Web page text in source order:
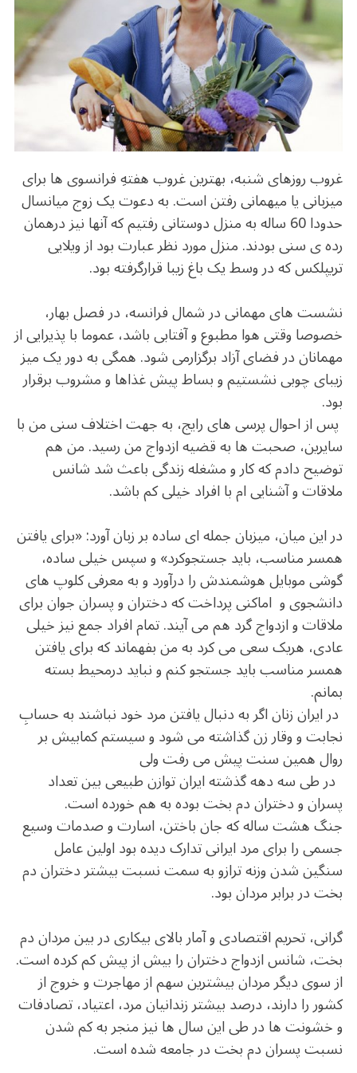
o
k
m p
p
غروب روزهای شنبه، بهترین غروب هفتهِ فرانسوی ها برای
میزبانی یا میهمانی رفتن است. به دعوت یک زوج میانسال
حدودا 60 ساله به منزل دوستانی رفتیم که آنها نیز درهمان
رده ی سنی بودند. منزل مورد نظر عبارت بود از ویلایی
تریپلکس که در وسط یک باغ زیبا قرارگرفته بود.
نشست های مهمانی در شمال فرانسه، در فصل بهار،
خصوصا وقتی هوا مطبوع و آفتابی باشد، عموما با پذیرایی از
مهمانان در فضای آزاد برگزارمی شود. همگی به دور یک میز
زیبای چوبی نشستیم و بساط پیش غذاها و مشروب برقرار
بود.
پس از احوال پرسی های رایج، به جهت اختلاف سنی من با
سایرین، صحبت ها به قضیه ازدواج من رسید. من هم
توضیح دادم که کار و مشغله زندگی باعث شد شانس
ملاقات و آشنایی ام با افراد خیلی کم باشد.
در این میان، میزبان جمله ای ساده بر زبان آورد: «برای یافتن
همسر مناسب، باید جستجوکرد» و سپس خیلی ساده،
گوشی موبایل هوشمندش را درآورد و به معرفی کلوپ های
دانشجوی و اماکنی پرداخت که دختران و پسران جوان برای
ملاقات و ازدواج گرد هم می آیند. تمام افراد جمع نیز خیلی
عادی، هریک سعی می کرد به من بفهماند که برای یافتن
همسر مناسب باید جستجو کنم و نباید درمحیط بسته
بمانم.
در ایران زنان اگر به دنبال یافتن مرد خود نباشند به حسابِ
نجابت و وقار زن گذاشته می شود و سیستم کمابیش بر
روال همین سنت پیش می رفت ولی
در طی سه دهه گذشته ایران توازن طبیعی بین تعداد
پسران و دختران دم بخت بوده به هم خورده است.
جنگ هشت ساله که جان باختن، اسارت و صدمات وسیع
جسمی را برای مرد ایرانی تدارک دیده بود اولین عامل
سنگین شدن وزنه ترازو به سمت نسبت بیشتر دختران دم
بخت در برابر مردان بود.
گرانی، تحریم اقتصادی و آمار بالای بیکاری در بین مردان دم
بخت، شانس ازدواج دختران را بیش از پیش کم کرده است.
از سوی دیگر مردان بیشترین سهم از مهاجرت و خروج از
کشور را دارند، درصد بیشتر زندانیان مرد، اعتیاد، تصادفات
و خشونت ها در طی این سال ها نیز منجر به کم شدن
نسبت پسران دم بخت در جامعه شده است.